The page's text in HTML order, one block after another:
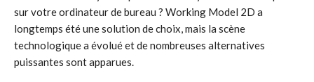
sur votre ordinateur de bureau ? Working Model 2D a
longtemps été une solution de choix, mais la scène
technologique a évolué et de nombreuses alternatives
puissantes sont apparues.